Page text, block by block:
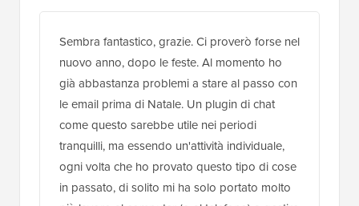
Sembra fantastico, grazie. Ci proverò forse nel
nuovo anno, dopo le feste. Al momento ho
già abbastanza problemi a stare al passo con
le email prima di Natale. Un plugin di chat
come questo sarebbe utile nei periodi
tranquilli, ma essendo un'attività individuale,
ogni volta che ho provato questo tipo di cose
in passato, di solito mi ha solo portato molto